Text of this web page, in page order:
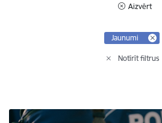
Aizvērt
Jaunumi
Notīrīt filtrus